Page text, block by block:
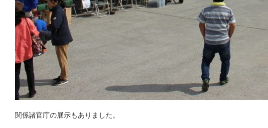
関係諸官庁の展示もありました。